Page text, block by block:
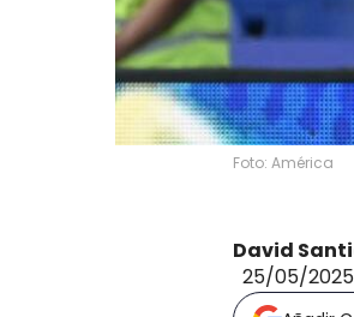
Foto: América
David
25/05/2025